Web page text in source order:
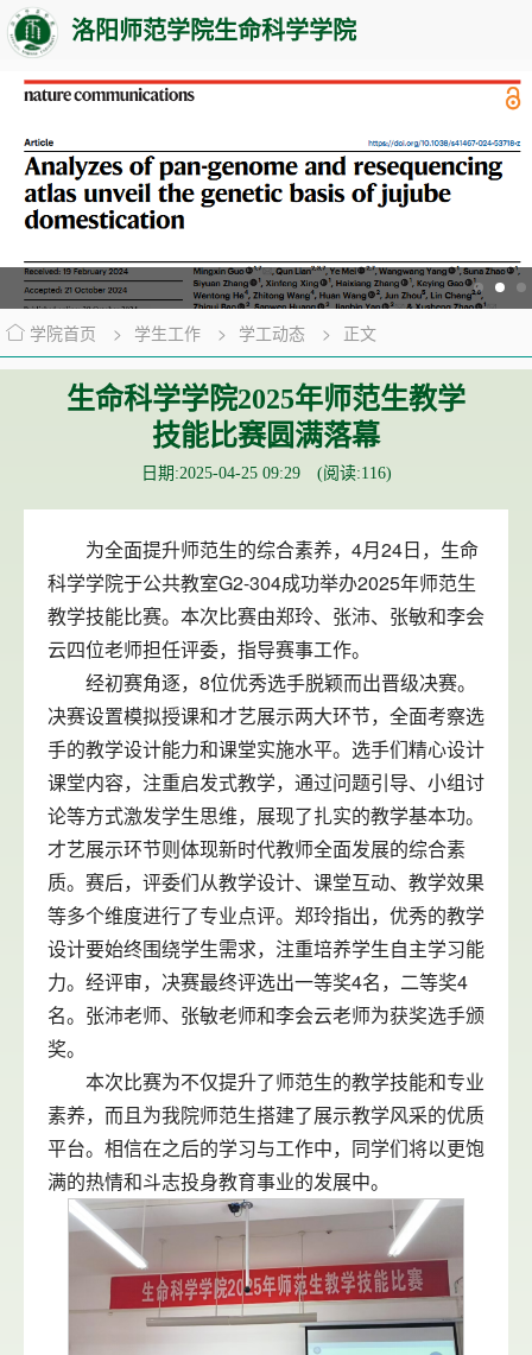
洛阳师范学院生命科学学院
学院首页 > 学生工作 > 学工动态 > 正文
生命科学学院2025年师范生教学
技能比赛圆满落幕
日期:2025-04-25 09:29 (阅读:116)
为全面提升师范生的综合素养，4月24日，生命
科学学院于公共教室G2-304成功举办2025年师范生
教学技能比赛。本次比赛由郑玲、张沛、张敏和李会
云四位老师担任评委，指导赛事工作。
经初赛角逐，8位优秀选手脱颖而出晋级决赛。
决赛设置模拟授课和才艺展示两大环节，全面考察选
手的教学设计能力和课堂实施水平。选手们精心设计
课堂内容，注重启发式教学，通过问题引导、小组讨
论等方式激发学生思维，展现了扎实的教学基本功。
才艺展示环节则体现新时代教师全面发展的综合素
质。赛后，评委们从教学设计、课堂互动、教学效果
等多个维度进行了专业点评。郑玲指出，优秀的教学
设计要始终围绕学生需求，注重培养学生自主学习能
力。经评审，决赛最终评选出一等奖4名，二等奖4
名。张沛老师、张敏老师和李会云老师为获奖选手颁
奖。
本次比赛为不仅提升了师范生的教学技能和专业
素养，而且为我院师范生搭建了展示教学风采的优质
平台。相信在之后的学习与工作中，同学们将以更饱
满的热情和斗志投身教育事业的发展中。